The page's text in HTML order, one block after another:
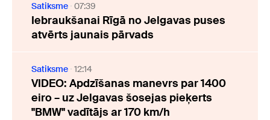
Satiksme 07:39
Iebraukšanai Rīgā no Jelgavas puses
atvērts jaunais pārvads
Satiksme 12:14
VIDEO: Apdzīšanas manevrs par 1400
eiro – uz Jelgavas šosejas pieķerts
"BMW" vadītājs ar 170 km/h